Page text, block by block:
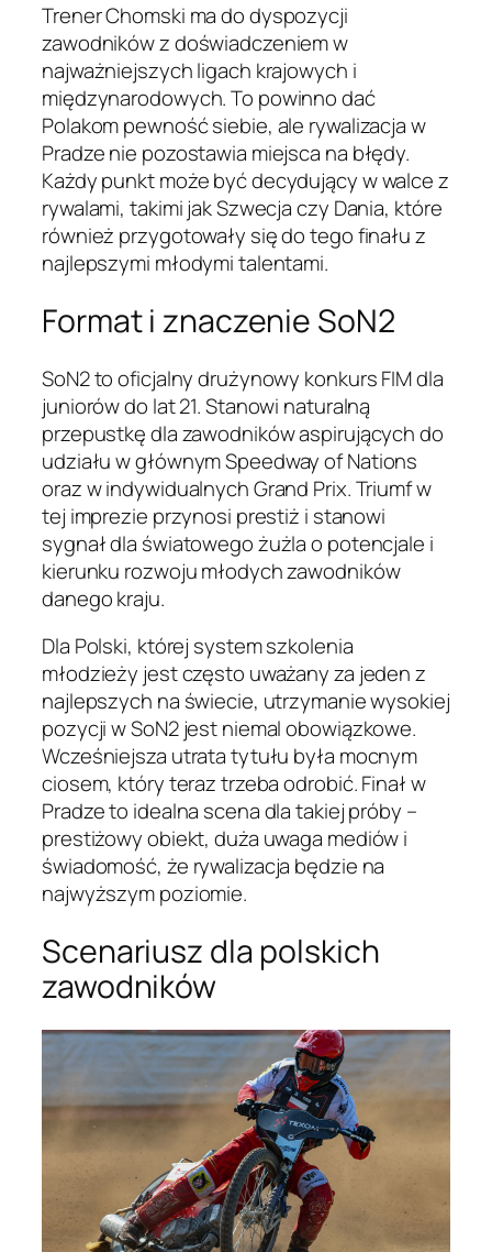
Trener Chomski ma do dyspozycji
zawodników z doświadczeniem w
najważniejszych ligach krajowych i
międzynarodowych. To powinno dać
Polakom pewność siebie, ale rywalizacja w
Pradze nie pozostawia miejsca na błędy.
Każdy punkt może być decydujący w walce z
rywalami, takimi jak Szwecja czy Dania, które
również przygotowały się do tego finału z
najlepszymi młodymi talentami.
Format i znaczenie SoN2
SoN2 to oficjalny drużynowy konkurs FIM dla
juniorów do lat 21. Stanowi naturalną
przepustkę dla zawodników aspirujących do
udziału w głównym Speedway of Nations
oraz w indywidualnych Grand Prix. Triumf w
tej imprezie przynosi prestiż i stanowi
sygnał dla światowego żużla o potencjale i
kierunku rozwoju młodych zawodników
danego kraju.
Dla Polski, której system szkolenia
młodzieży jest często uważany za jeden z
najlepszych na świecie, utrzymanie wysokiej
pozycji w SoN2 jest niemal obowiązkowe.
Wcześniejsza utrata tytułu była mocnym
ciosem, który teraz trzeba odrobić. Finał w
Pradze to idealna scena dla takiej próby –
prestiżowy obiekt, duża uwaga mediów i
świadomość, że rywalizacja będzie na
najwyższym poziomie.
Scenariusz dla polskich
zawodników